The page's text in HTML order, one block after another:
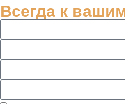
Всегда к